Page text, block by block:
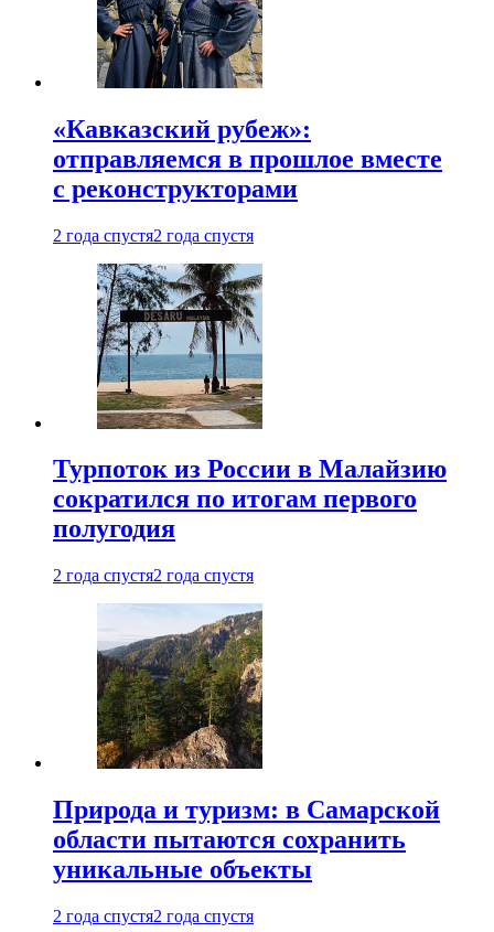
«Кавказский рубеж»:
отправляемся в прошлое вместе
с реконструкторами
2 года спустя2 года спустя
Турпоток из России в Малайзию
сократился по итогам первого
полугодия
2 года спустя2 года спустя
Природа и туризм: в Самарской
области пытаются сохранить
уникальные объекты
2 года спустя2 года спустя